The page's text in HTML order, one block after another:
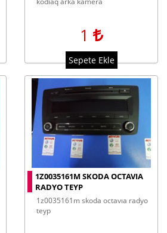
1
Sepete Ekle
1Z0035161M SKODA OCTAVIA
RADYO TEYP
1z0035161m skoda octavıa radyo
teyp